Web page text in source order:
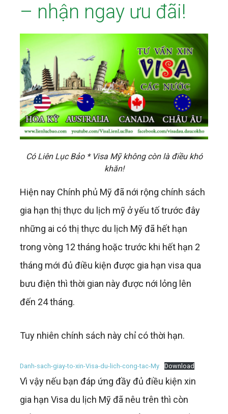
– nhận ngay ưu đãi!
Có Liên Lục Bảo * Visa Mỹ không còn là điều khó
khăn!
Hiện nay Chính phủ Mỹ đã nới rộng chính sách
gia hạn thị thực du lịch mỹ ở yếu tố trước đây
những ai có thị thực du lịch Mỹ đã hết hạn
trong vòng 12 tháng hoặc trước khi hết hạn 2
tháng mới đủ điều kiện được gia hạn visa qua
bưu điện thì thời gian này được nới lỏng lên
đến 24 tháng.
Tuy nhiên chính sách này chỉ có thời hạn.
Danh-sach-giay-to-xin-Visa-du-lich-cong-tac-My Download
Vì vậy nếu bạn đáp ứng đầy đủ điều kiện xin
gia hạn Visa du lịch Mỹ đã nêu trên thì còn